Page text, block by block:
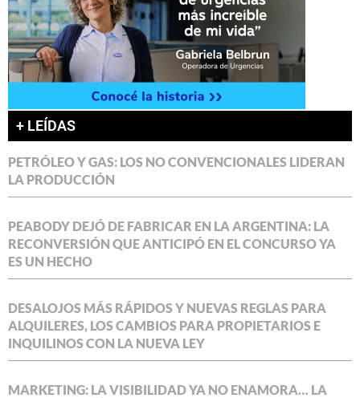
+ LEÍDAS
PETRÓLEO Y GAS: LOS NO CONVENCIONALES LIDERAN
LA PRODUCCIÓN
PEABODY DEJÓ DE FABRICAR EN LA ARGENTINA: LA
RECONVERSIÓN QUE ANTICIPÓ EN EL CONCURSO YA
ES UN HECHO
DESALOJOS MÁS RÁPIDOS Y NUEVAS REGLAS PARA
ALQUILERES, LOS CAMBIOS PARA PROPIETARIOS E
INQUILINOS CON LA NUEVA LEY
MARKETING: LA VISIBILIDAD YA NO ENAMORA… LA